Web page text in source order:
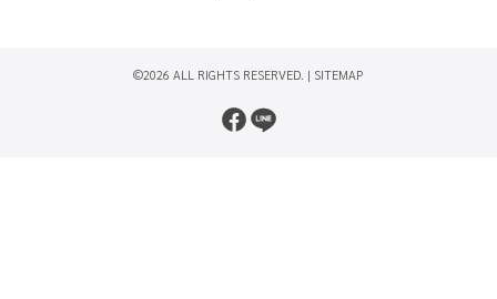
©2026 ALL RIGHTS RESERVED. | SITEMAP